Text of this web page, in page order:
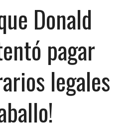
Donald
pagar
legales